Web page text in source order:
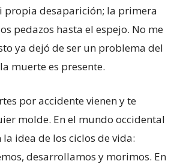
propia desaparición; la primera
pedazos hasta el espejo. No me
ya dejó de ser un problema del
muerte es presente.
por accidente vienen y te
molde. En el mundo occidental
idea de los ciclos de vida:
desarrollamos y morimos. En